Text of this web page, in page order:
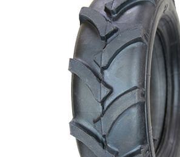
Contact cu cheie
https://www.doctortrotineta.ro/frane
Placute de frana
Manete de frana
https://www.doctortrotineta.ro/lumini